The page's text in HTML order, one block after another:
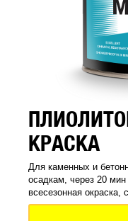
КРАСКА
Для каменных и
осадкам, через 20 мин
всесезонная